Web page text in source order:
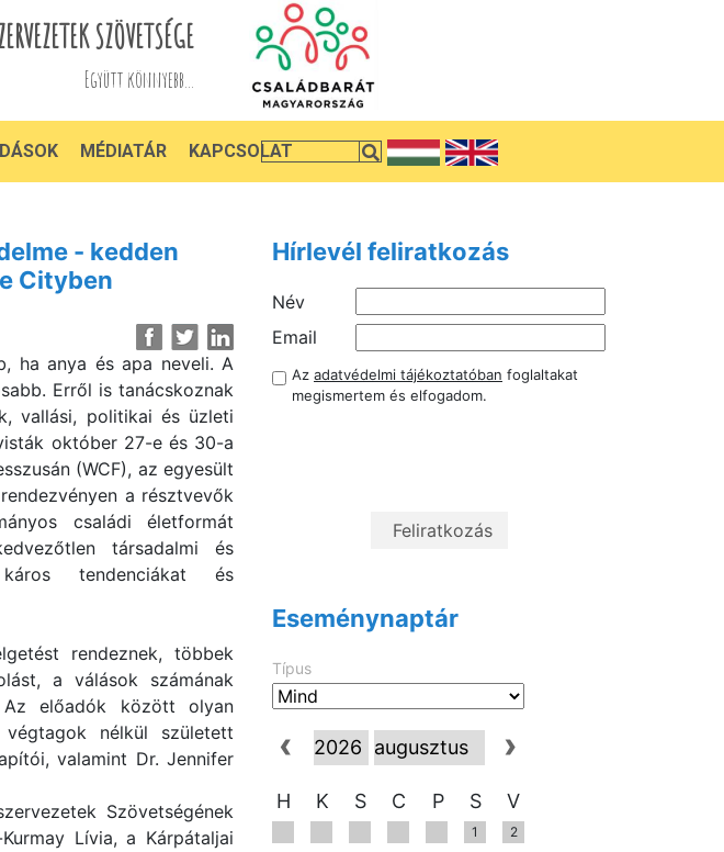
SZÖVETSÉGE
Együtt könnyebb...
MÉDIATÁR KAPCSOLAT
- kedden
Cityben
ha anya és apa neveli. A
Erről is tanácskoznak
vallási, politikai és üzleti
október 27-e és 30-a
(WCF), az egyesült
a résztvevők
családi életformát
társadalmi és
tendenciákat és
rendeznek, többek
a válások számának
előadók között olyan
nélkül született
valamint Dr. Jennifer
Szövetségének
Lívia, a Kárpátaljai
Hírlevél feliratkozás
Név
Email
Az adatvédelmi tájékoztatóban foglaltakat
megismertem és elfogadom.
Eseménynaptár
Típus
H K S C P S V
1 2